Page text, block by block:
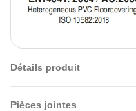
Détails produit
Pièces jointes